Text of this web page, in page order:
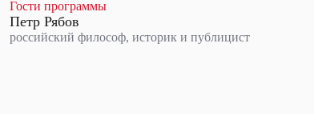
Гости программы
Петр Рябов
российский философ, историк и публицист